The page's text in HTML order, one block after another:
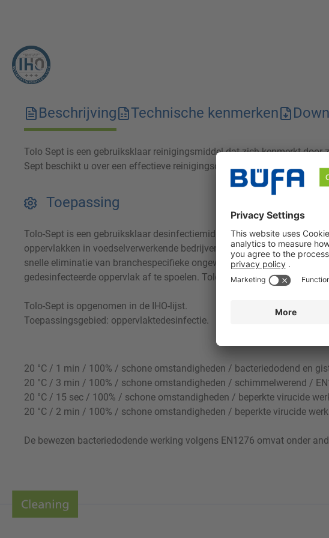
Beschrijving Technische kenmerken
Tolo Sept is een gebruiksklaar reinigingsmiddel dat zich kenmerkt
Sept beschikt u over een effectieve reinigingsoplossing die eenvoudig
Toepassing
Tolo-Sept is een gebruiksklaar desinfectiemiddel op alcoholbasis. Het
oppervlakken in voedselverwerkende bedrijven (bijvoorbeeld
snelle eliminatie van branchespecifieke ongewenste ziektekiemen.
gedesinfecteerde oppervlak af te spoelen. Tolo-Sept is niet geschikt
Tolo-Sept is opgenomen in de IHO-lijst.
Toepassingsgebied: oppervlaktedesinfectie.
20 °C / 1 min / 100% / schone omstandigheden / bacteriedodend en
20 °C / 3 min / 100% / schone omstandigheden / schimmelwerend /
20 °C / 15 sec / 100% / schone omstandigheden / beperkte virucide
20 °C / 2 min / 100% / schone omstandigheden / beperkte virucide
De bewezen bacteriedodende werking volgens EN1276 omvat onder